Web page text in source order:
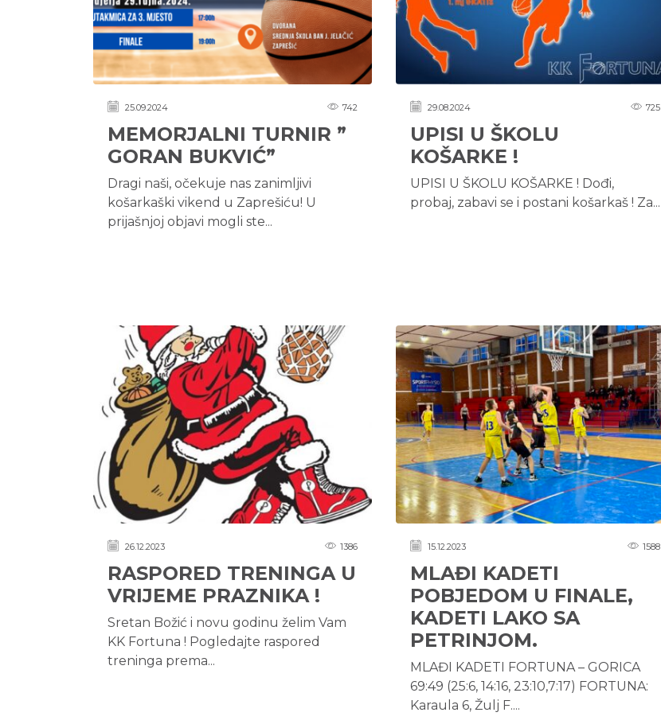
25.09.2024 742
MEMORJALNI TURNIR ”
GORAN BUKVIĆ”
Dragi naši, očekuje nas zanimljivi
košarkaški vikend u Zaprešiću! U
prijašnjoj objavi mogli ste...
29.08.2024 725
UPISI U ŠKOLU
KOŠARKE !
UPISI U ŠKOLU KOŠARKE ! Dođi,
probaj, zabavi se i postani košarkaš ! Za...
26.12.2023 1386
RASPORED TRENINGA U
VRIJEME PRAZNIKA !
Sretan Božić i novu godinu želim Vam
KK Fortuna ! Pogledajte raspored
treninga prema...
15.12.2023 1588
MLAĐI KADETI
POBJEDOM U FINALE,
KADETI LAKO SA
PETRINJOM.
MLAĐI KADETI FORTUNA – GORICA
69:49 (25:6, 14:16, 23:10,7:17) FORTUNA:
Karaula 6, Žulj F....